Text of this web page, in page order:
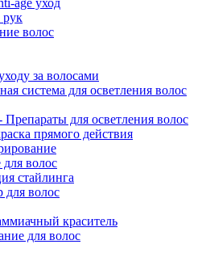
age уход
рук
волос
за волосами
система для осветления волос
для осветления волос
прямого действия
волос
стайлинга
для волос
краситель
для волос